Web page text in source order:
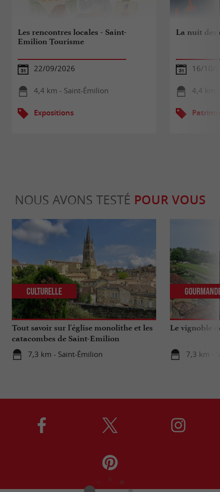
Les rencontres locales - Saint-
Emilion Tourisme
22/09/2026
4,4 km - Saint-Émilion
Expositions
La nuit des
16/10/
4,4 km
NOUS AVONS TESTÉ POUR VOUS
Tout savoir sur l'église monolithe et les
catacombes de Saint-Emilion
7,3 km - Saint-Émilion
Culturelle
Le vignoble
7,3 km -